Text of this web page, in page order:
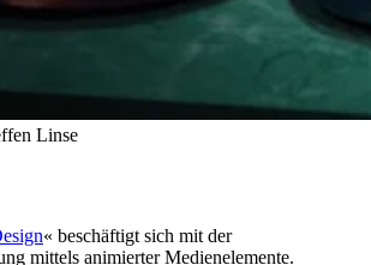
Linse
« beschäftigt sich mit der
mittels animierter Medienelemente.